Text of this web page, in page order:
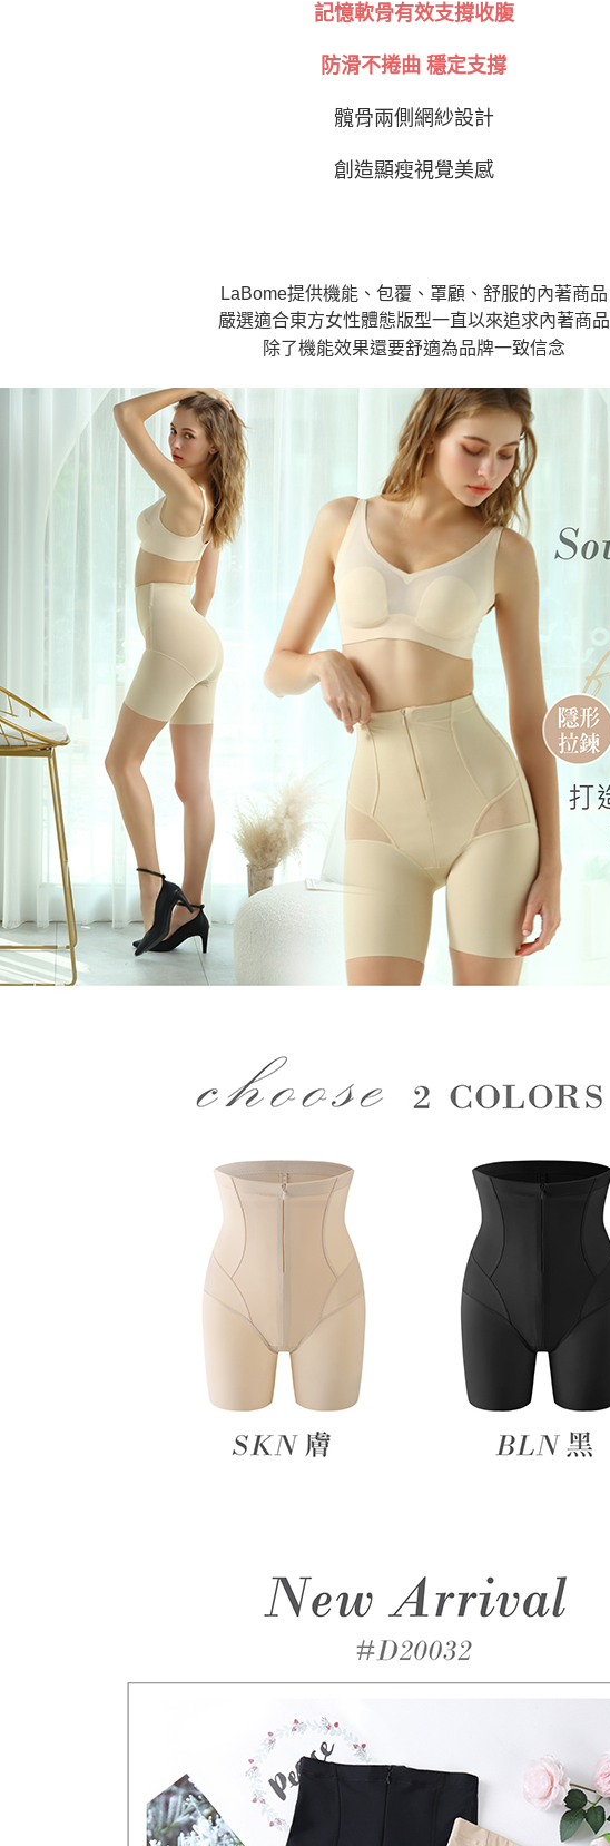
記憶軟骨有效支撐收腹
防滑不捲曲 穩定支撐
髖骨兩側網紗設計
創造顯瘦視覺美感
LaBome提供機能、包覆、罩顧、舒服的內著商品
嚴選適合東方女性體態版型一直以來追求內著商品
除了機能效果還要舒適為品牌一致信念